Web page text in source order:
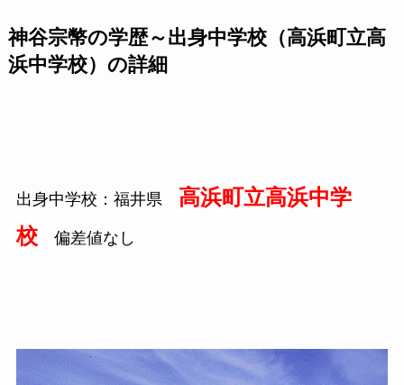
神谷宗幣の学歴～出身中学校（高浜町立高
浜中学校）の詳細
出身中学校：福井県 高浜町立高浜中学
校偏差値なし